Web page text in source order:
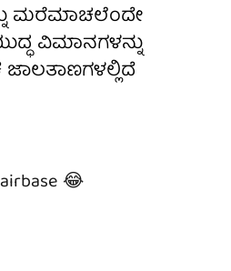
ಮರೆಮಾಚಲೆಂದೇ
ವಿಮಾನಗಳನ್ನು
ಜಾಲತಾಣಗಳಲ್ಲಿದೆ
😂